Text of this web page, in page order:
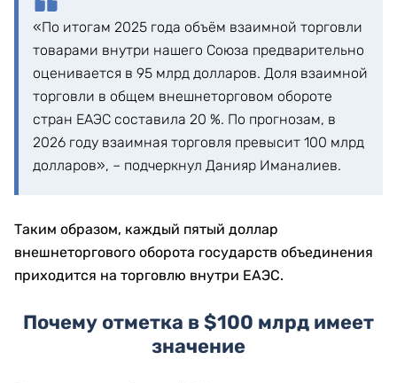
«По итогам 2025 года объём взаимной торговли
товарами внутри нашего Союза предварительно
оценивается в 95 млрд долларов. Доля взаимной
торговли в общем внешнеторговом обороте
стран ЕАЭС составила 20 %. По прогнозам, в
2026 году взаимная торговля превысит 100 млрд
долларов», – подчеркнул Данияр Иманалиев.
Таким образом, каждый пятый доллар
внешнеторгового оборота государств объединения
приходится на торговлю внутри ЕАЭС.
Почему отметка в $100 млрд имеет
значение